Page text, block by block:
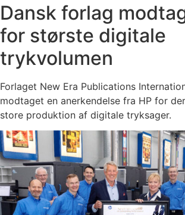
Dansk forlag
for største digitale
trykvolumen
Forlaget New Era Publications
modtaget en anerkendelse fra HP for
store produktion af digitale tryksager.